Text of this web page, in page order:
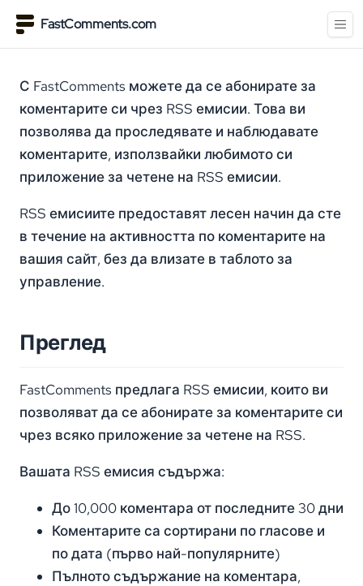
FastComments.com
С FastComments можете да се абонирате за
коментарите си чрез RSS емисии. Това ви
позволява да проследявате и наблюдавате
коментарите, използвайки любимото си
приложение за четене на RSS емисии.
RSS емисиите предоставят лесен начин да сте
в течение на активността по коментарите на
вашия сайт, без да влизате в таблото за
управление.
Преглед
FastComments предлага RSS емисии, които ви
позволяват да се абонирате за коментарите си
чрез всяко приложение за четене на RSS.
Вашата RSS емисия съдържа:
До 10,000 коментара от последните 30 дни
Коментарите са сортирани по гласове и
по дата (първо най-популярните)
Пълното съдържание на коментара,